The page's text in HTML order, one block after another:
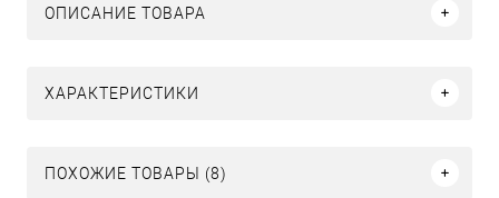
ОПИСАНИЕ ТОВАРА
ХАРАКТЕРИСТИКИ
ПОХОЖИЕ ТОВАРЫ (8)